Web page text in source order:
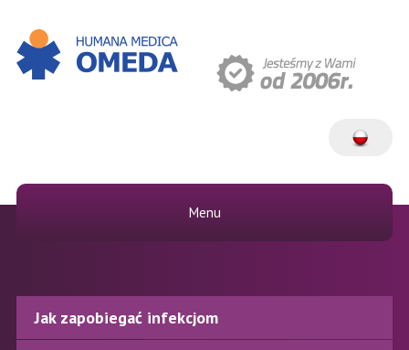
Menu
Jak zapobiegać infekcjom